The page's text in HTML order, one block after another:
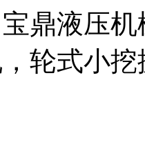
鼎液压
轮式小